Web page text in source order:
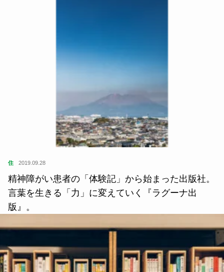
住 2019.09.28
精神障がい患者の「体験記」から始まった出版社。
言葉を生きる「力」に変えていく『ラグーナ出
版』。